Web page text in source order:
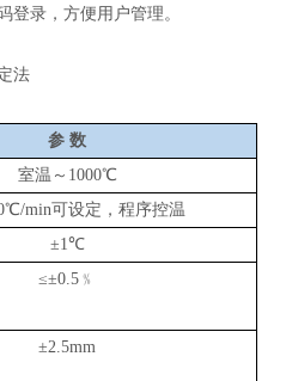
登录，方便用户管理。
法
参 数
室温～ 1000℃
min可设定，程序控温
±1℃
≤±0.5﹪
±2.5mm